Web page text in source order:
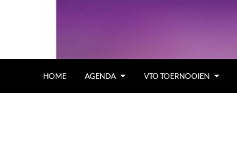
HOME AGENDA VTO TOERNOOIEN